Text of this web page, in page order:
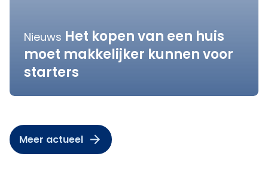
Nieuws Het kopen van een huis
moet makkelijker kunnen voor
starters
Meer actueel